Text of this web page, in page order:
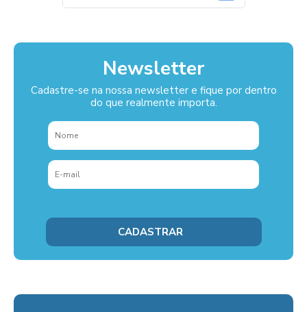
Newsletter
Cadastre-se na nossa newsletter e fique por dentro
do que realmente importa.